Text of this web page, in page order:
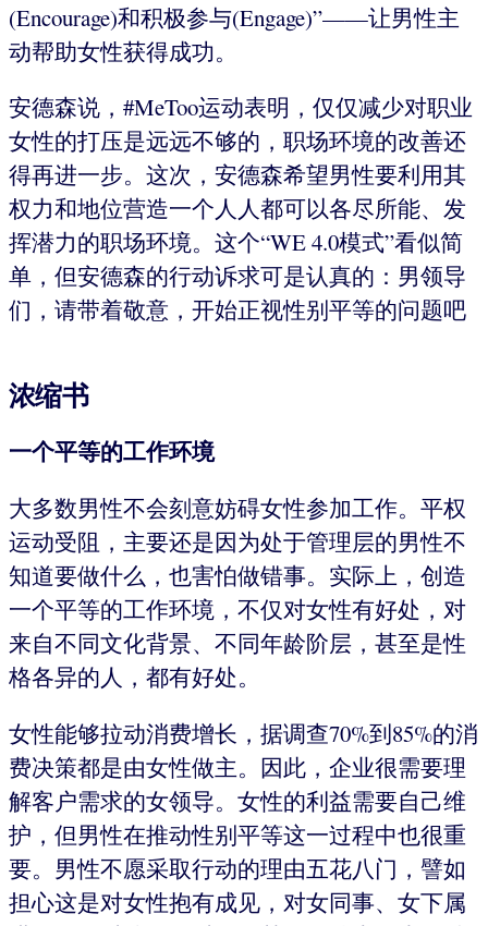
(Encourage)和积极参与(Engage)”——让男性主
动帮助女性获得成功。
安德森说，#MeToo运动表明，仅仅减少对职业
女性的打压是远远不够的，职场环境的改善还
得再进一步。这次，安德森希望男性要利用其
权力和地位营造一个人人都可以各尽所能、发
挥潜力的职场环境。这个“WE 4.0模式”看似简
单，但安德森的行动诉求可是认真的：男领导
们，请带着敬意，开始正视性别平等的问题吧
浓缩书
一个平等的工作环境
大多数男性不会刻意妨碍女性参加工作。平权
运动受阻，主要还是因为处于管理层的男性不
知道要做什么，也害怕做错事。实际上，创造
一个平等的工作环境，不仅对女性有好处，对
来自不同文化背景、不同年龄阶层，甚至是性
格各异的人，都有好处。
女性能够拉动消费增长，据调查70%到85%的消
费决策都是由女性做主。因此，企业很需要理
解客户需求的女领导。女性的利益需要自己维
护，但男性在推动性别平等这一过程中也很重
要。男性不愿采取行动的理由五花八门，譬如
担心这是对女性抱有成见，对女同事、女下属